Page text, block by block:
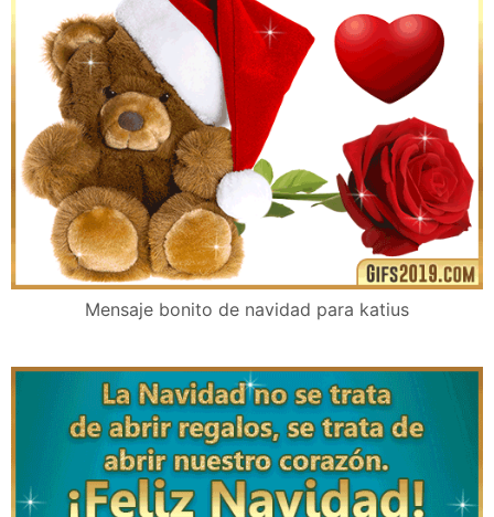
Mensaje bonito de navidad para katius